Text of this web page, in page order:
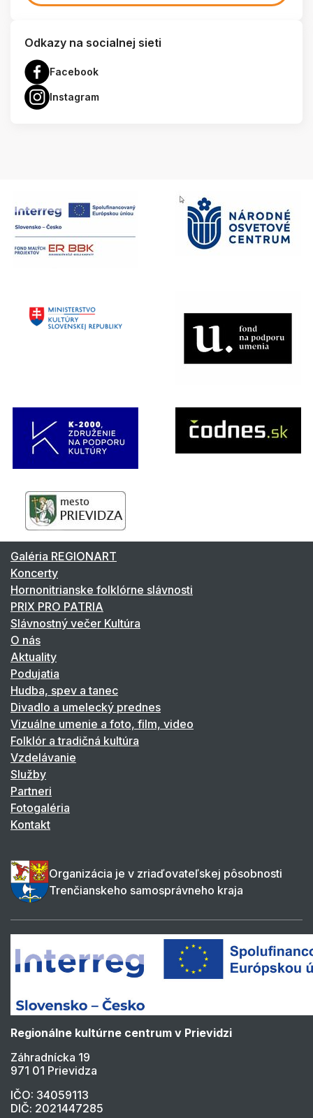
Odkazy na socialnej sieti
Facebook
Instagram
Galéria REGIONART
Koncerty
Hornonitrianske folklórne slávnosti
PRIX PRO PATRIA
Slávnostný večer Kultúra
O nás
Aktuality
Podujatia
Hudba, spev a tanec
Divadlo a umelecký prednes
Vizuálne umenie a foto, film, video
Folklór a tradičná kultúra
Vzdelávanie
Služby
Partneri
Fotogaléria
Kontakt
Organizácia je v zriaďovateľskej pôsobnosti
Trenčianskeho samosprávneho kraja
Regionálne kultúrne centrum v Prievidzi
Záhradnícka 19
971 01 Prievidza
IČO: 34059113
DIČ: 2021447285